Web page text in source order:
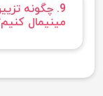
9. چگونه
مینیمال